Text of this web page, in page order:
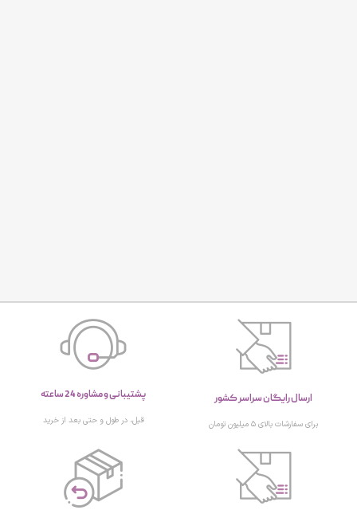
ارسال رایگان سراسر کشور
برای سفارشات بالای ۵ میلیون تومان
پشتیبانی و مشاوره 24 ساعته
قبل، در طول و حتی بعد از خرید